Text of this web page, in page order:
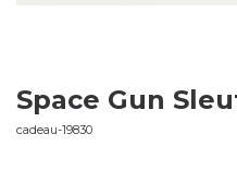
Space Gun
cadeau-19830